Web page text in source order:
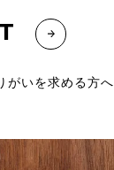
いを求める方へ